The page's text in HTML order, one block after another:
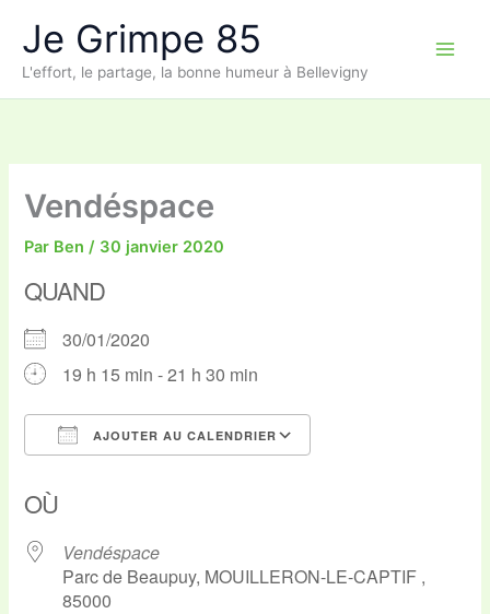
contenu
Je Grimpe 85
L'effort, le partage, la bonne humeur à Bellevigny
Vendéspace
Par Ben/ 30 janvier 2020
QUAND
30/01/2020
19 h 15 min - 21 h 30 min
AJOUTER AU CALENDRIER
OÙ
Vendéspace
Parc de Beaupuy, MOUILLERON-LE-CAPTIF ,
85000